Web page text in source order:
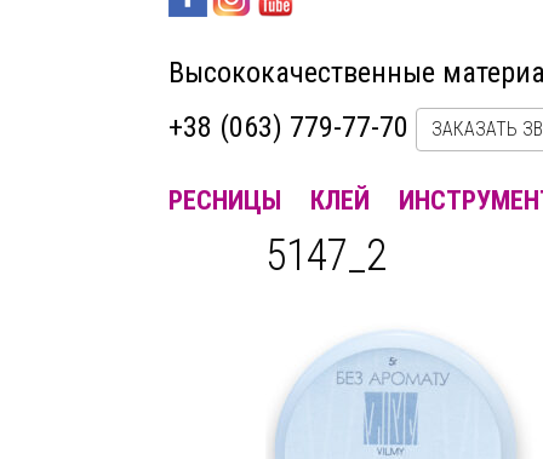
Высококачественные
+38 (063) 779-77-70
ЗАКАЗАТЬ
РЕСНИЦЫ КЛЕЙ
5147_2